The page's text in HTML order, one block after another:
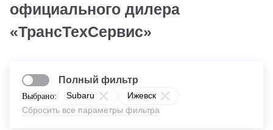
официального дилера
«ТрансТехСервис»
Выбрано: Subaru
Ижевск
Сбросить все параметры фильтра
Полный фильтр